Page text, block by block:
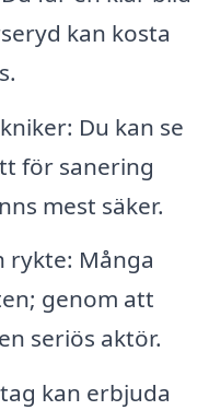
kan kosta
Du kan se
för sanering
mest säker.
rykte: Många
genom att
seriös aktör.
kan erbjuda